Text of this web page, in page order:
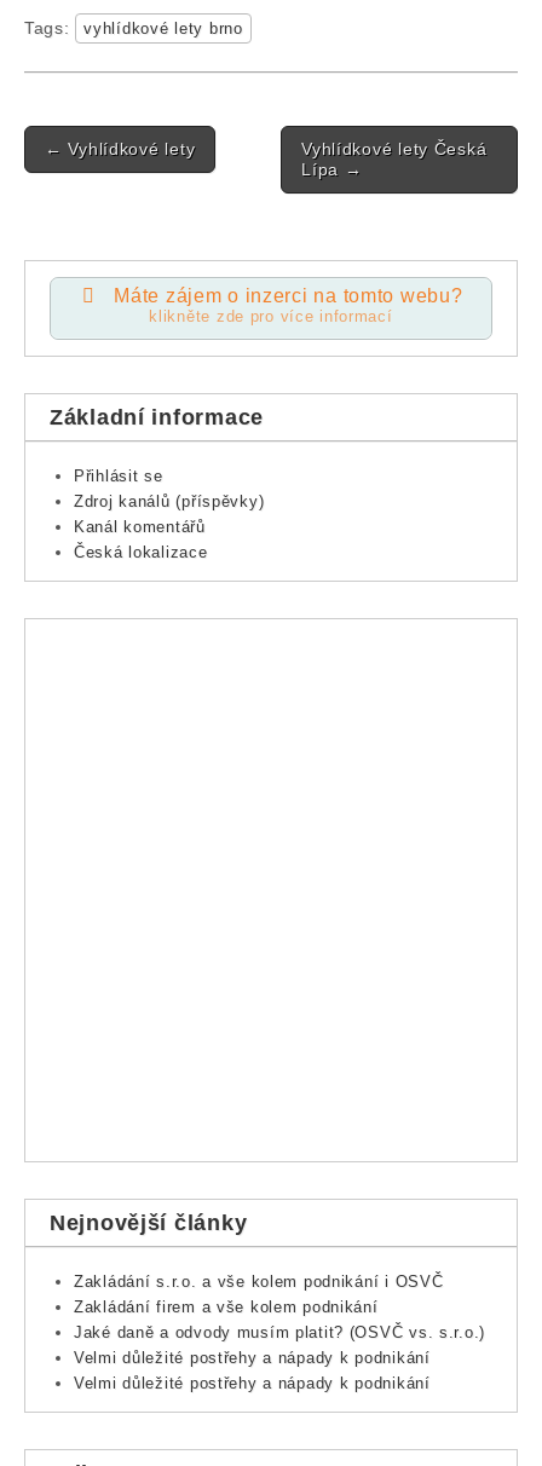
Tags: vyhlídkové lety brno
Post navigation
← Vyhlídkové lety
Vyhlídkové lety Česká
Lípa →
Máte zájem o inzerci na tomto webu?
klikněte zde pro více informací
Základní informace
Přihlásit se
Zdroj kanálů (příspěvky)
Kanál komentářů
Česká lokalizace
Nejnovější články
Zakládání s.r.o. a vše kolem podnikání i OSVČ
Zakládání firem a vše kolem podnikání
Jaké daně a odvody musím platit? (OSVČ vs. s.r.o.)
Velmi důležité postřehy a nápady k podnikání
Velmi důležité postřehy a nápady k podnikání